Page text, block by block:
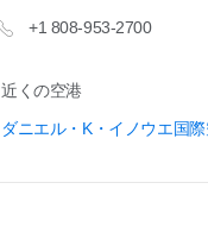
+1 808-953-2700
近くの空港
ダニエル・K・イノウエ国